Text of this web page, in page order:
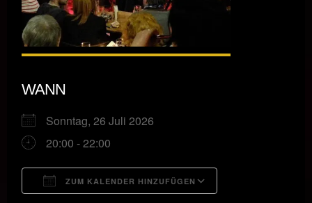
WANN
Sonntag, 26 Juli 2026
20:00 - 22:00
ZUM KALENDER HINZUFÜGEN